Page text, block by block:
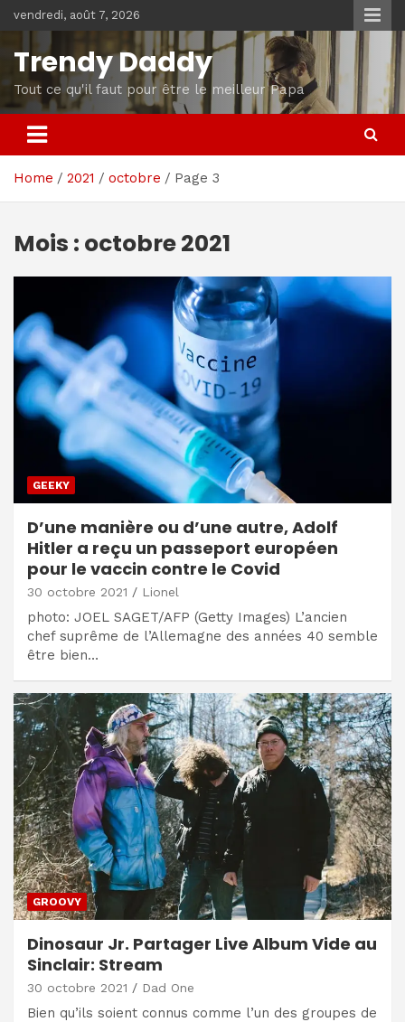
to
content
vendredi, août 7, 2026
Trendy Daddy
Tout ce qu'il faut pour être le meilleur Papa
Home 2021 octobre Page 3
Mois : octobre 2021
GEEKY
D’une manière ou d’une autre, Adolf
Hitler a reçu un passeport européen
pour le vaccin contre le Covid
30 octobre 2021 Lionel
photo: JOEL SAGET/AFP (Getty Images) L’ancien
chef suprême de l’Allemagne des années 40 semble
être bien…
GROOVY
Dinosaur Jr. Partager Live Album Vide au
Sinclair: Stream
30 octobre 2021 Dad One
Bien qu’ils soient connus comme l’un des groupes de